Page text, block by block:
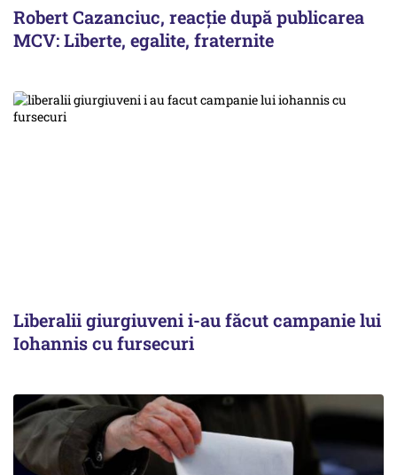
Robert Cazanciuc, reacţie după publicarea
MCV: Liberte, egalite, fraternite
Liberalii giurgiuveni i-au făcut campanie lui
Iohannis cu fursecuri